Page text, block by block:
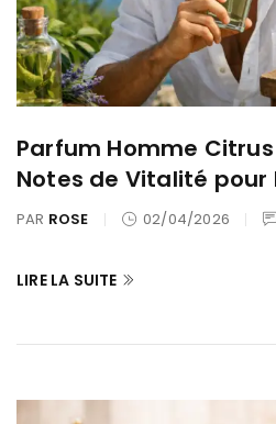
Parfum Homme
Notes de Vitalité pour
PAR ROSE 02/04/2026
LIRE LA SUITE